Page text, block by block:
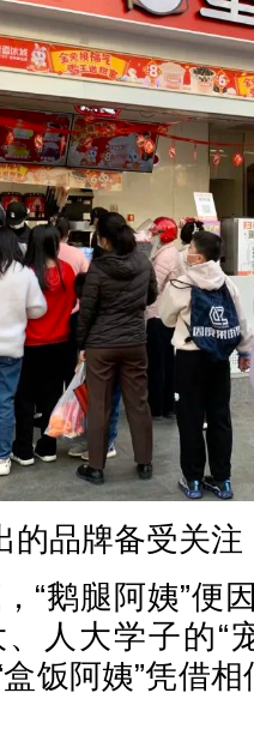
的品牌备受关
鹅腿阿姨”便
人大学子的“
饭阿姨”凭借